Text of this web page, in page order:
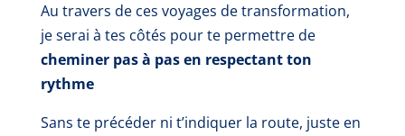
Au travers de ces voyages de transformation,
je serai à tes côtés pour te permettre de
cheminer pas à pas en respectant ton
rythme
Sans te précéder ni t’indiquer la route, juste en